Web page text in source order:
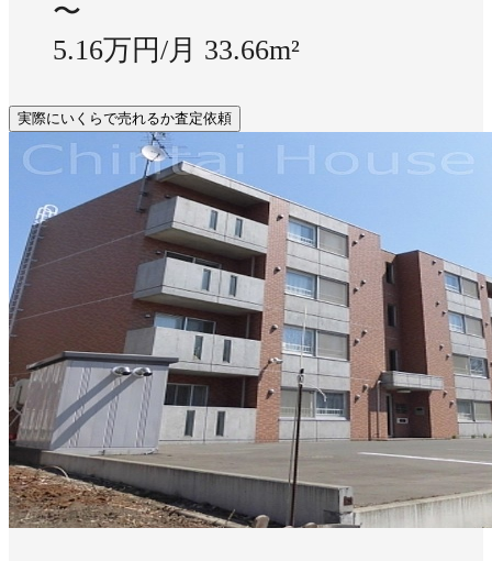
〜
5.16万円/月 33.66m²
実際にいくらで売れるか査定依頼